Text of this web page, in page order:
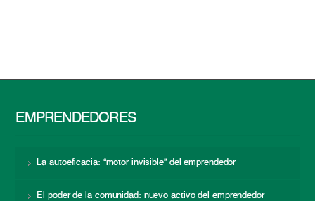
EMPRENDEDORES
La autoeficacia: “motor invisible” del emprendedor
El poder de la comunidad: nuevo activo del emprendedor